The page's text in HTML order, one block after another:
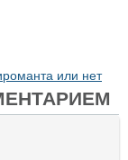
или нет